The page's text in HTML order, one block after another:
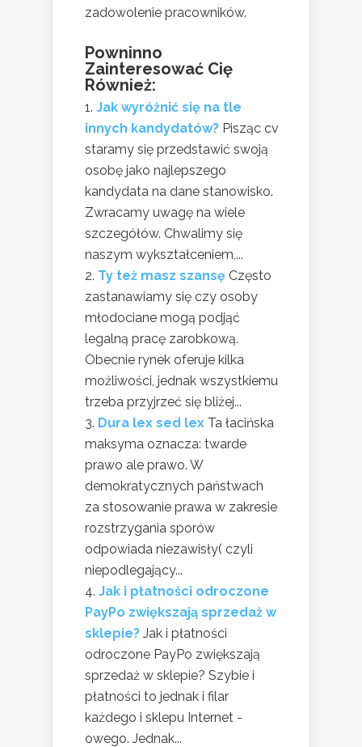
zadowolenie pracowników.
Powninno
Zainteresować Cię
Również:
Jak wyróżnić się na tle
innych kandydatów? Pisząc cv
staramy się przedstawić swoją
osobę jako najlepszego
kandydata na dane stanowisko.
Zwracamy uwagę na wiele
szczegółów. Chwalimy się
naszym wykształceniem,...
Ty też masz szansę Często
zastanawiamy się czy osoby
młodociane mogą podjąć
legalną pracę zarobkową.
Obecnie rynek oferuje kilka
możliwości, jednak wszystkiemu
trzeba przyjrzeć się bliżej...
Dura lex sed lex Ta łacińska
maksyma oznacza: twarde
prawo ale prawo. W
demokratycznych państwach
za stosowanie prawa w zakresie
rozstrzygania sporów
odpowiada niezawisły( czyli
niepodlegający...
Jak i płatności odroczone
PayPo zwiększają sprzedaż w
sklepie? Jak i płatności
odroczone PayPo zwiększają
sprzedaż w sklepie? Szybie i
płatności to jednak i filar
każdego i sklepu Internet -
owego. Jednak...